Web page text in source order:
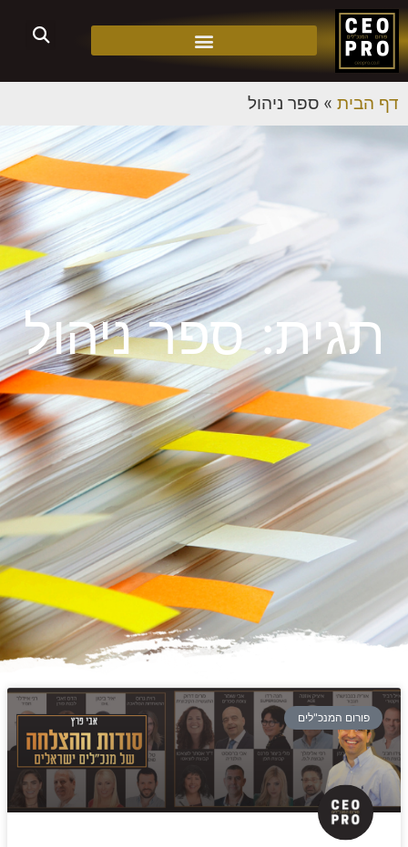
דף הבית » ספר ניהול
תגית: ספר ניהול
פורום המנכ"לים